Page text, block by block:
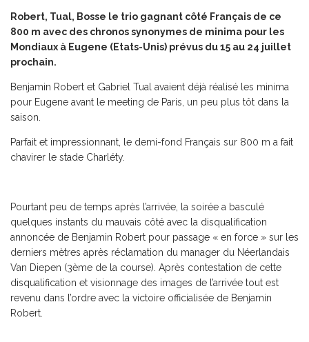
Robert, Tual, Bosse le trio gagnant côté Français de ce
800 m avec des chronos synonymes de minima pour les
Mondiaux à Eugene (Etats-Unis) prévus du 15 au 24 juillet
prochain.
Benjamin Robert et Gabriel Tual avaient déjà réalisé les minima
pour Eugene avant le meeting de Paris, un peu plus tôt dans la
saison.
Parfait et impressionnant, le demi-fond Français sur 800 m a fait
chavirer le stade Charléty.
Pourtant peu de temps après l’arrivée, la soirée a basculé
quelques instants du mauvais côté avec la disqualification
annoncée de Benjamin Robert pour passage « en force » sur les
derniers mètres après réclamation du manager du Néerlandais
Van Diepen (3ème de la course). Après contestation de cette
disqualification et visionnage des images de l’arrivée tout est
revenu dans l’ordre avec la victoire officialisée de Benjamin
Robert.